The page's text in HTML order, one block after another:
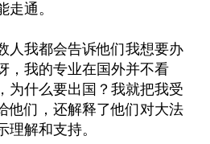
走通。
人我都会告诉他们我想要办
，我的专业在国外并不看
为什么要出国？我就把我受
他们，还解释了他们对大法
理解和支持。